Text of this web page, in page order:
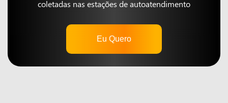
coletadas nas estações de autoatendimento
Eu Quero